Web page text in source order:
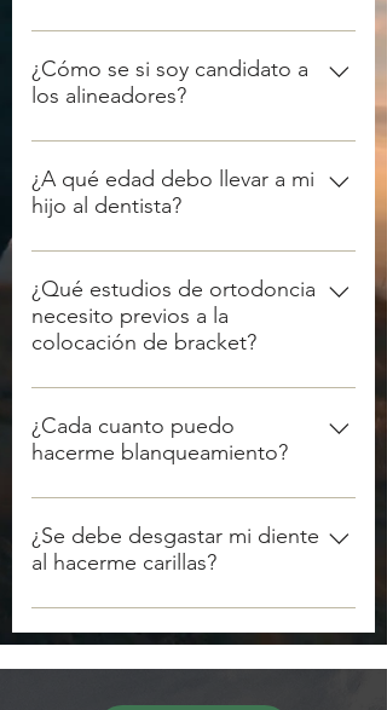
En dentición mixta
aproximadamente 9 años de edad
para corregir pequeños detalles, y
¿Cómo se si soy candidato a
los alineadores?
Acudiendo a consulta pero por lo
general todos los pacientes son
candidatos, solo con una buena
¿A qué edad debo llevar a mi
hijo al dentista?
Desde los 6 meses.
¿Qué estudios de ortodoncia
necesito previos a la
colocación de bracket?
Fotografias extraorales e intraorales,
radiografías panorámica y lateral de
cráneo, y modelos de estudio. Si
intraoral con formato STL.
¿Cada cuanto puedo
hacerme blanqueamiento?
Cada 8 meses.
¿Se debe desgastar mi diente
al hacerme carillas?
Siempre, pero la cantidad depende
del caso.